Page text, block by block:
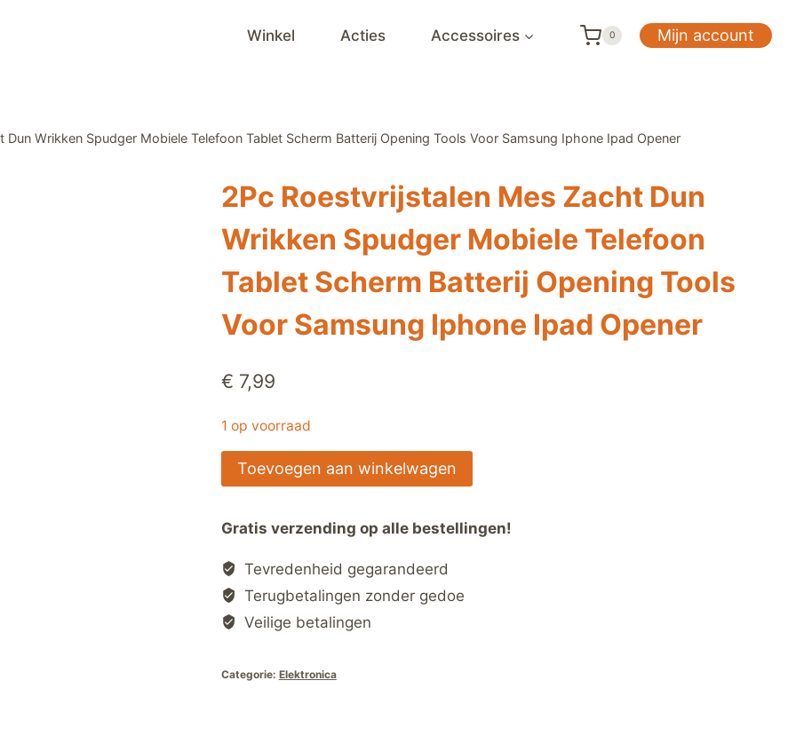
Winkel Acties Accessoires 0 Mijn account
Wrikken Spudger Mobiele Telefoon Tablet Scherm Batterij Opening Tools Voor Samsung Iphone Ipad Opener
2Pc Roestvrijstalen Mes Zacht Dun
Wrikken Spudger Mobiele Telefoon
Tablet Scherm Batterij Opening Tools
Voor Samsung Iphone Ipad Opener
€ 7,99
1 op voorraad
2Pc
Roestvrijstalen
Zacht
Dun
Wrikken
Spudger
Mobiele
Tablet
Toevoegen aan winkelwagen
Gratis verzending op alle bestellingen!
Tevredenheid gegarandeerd
Terugbetalingen zonder gedoe
Veilige betalingen
Categorie: Elektronica